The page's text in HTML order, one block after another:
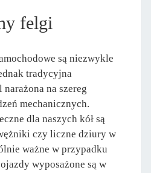
felgi
są niezwykle
tradycyjna
na szereg
mechanicznych.
dla naszych kół są
czy liczne dziury w
ważne w przypadku
wyposażone są w